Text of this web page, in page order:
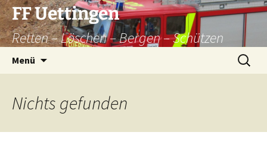
Zum
Inhalt
springen
FF Uettingen
Retten – Löschen – Bergen – Schützen
Menü
Suchen
nach:
Nichts gefunden